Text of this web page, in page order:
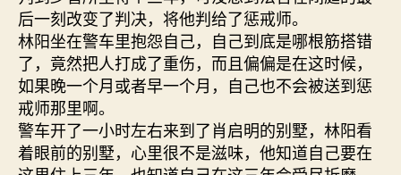
后一刻改变了判决，将他判给了惩戒师。
林阳坐在警车里抱怨自己，自己到底是哪根筋搭错
了，竟然把人打成了重伤，而且偏偏是在这时候，
如果晚一个月或者早一个月，自己也不会被送到惩
戒师那里啊。
警车开了一小时左右来到了肖启明的别墅，林阳看
着眼前的别墅，心里很不是滋味，他知道自己要在